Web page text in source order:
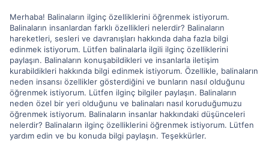
Merhaba! Balinaların ilginç özelliklerini öğrenmek istiyorum.
Balinaların insanlardan farklı özellikleri nelerdir? Balinaların
hareketleri, sesleri ve davranışları hakkında daha fazla bilgi
edinmek istiyorum. Lütfen balinalarla ilgili ilginç özelliklerini
paylaşın. Balinaların konuşabildikleri ve insanlarla iletişim
kurabildikleri hakkında bilgi edinmek istiyorum. Özellikle, balinaların
neden insansı özellikler gösterdiğini ve bunların nasıl olduğunu
öğrenmek istiyorum. Lütfen ilginç bilgiler paylaşın. Balinaların
neden özel bir yeri olduğunu ve balinaları nasıl koruduğumuzu
öğrenmek istiyorum. Balinaların insanlar hakkındaki düşünceleri
nelerdir? Balinaların ilginç özelliklerini öğrenmek istiyorum. Lütfen
yardım edin ve bu konuda bilgi paylaşın. Teşekkürler.